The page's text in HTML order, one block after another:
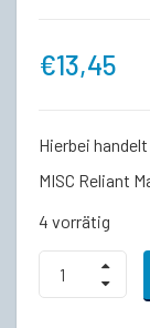
€13,45
Hierbei
MISC Reliant
4 vorrätig
MISC
Reliant
Mako